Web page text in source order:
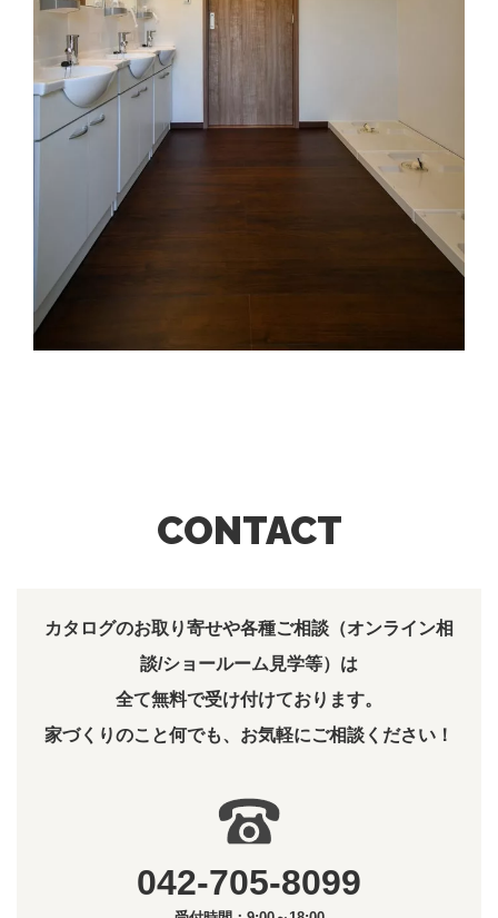
CONTACT
カタログのお取り寄せや各種ご相談（オンライン相
談/ショールーム見学等）は
全て無料で受け付けております。
家づくりのこと何でも、お気軽にご相談ください！
042-705-8099